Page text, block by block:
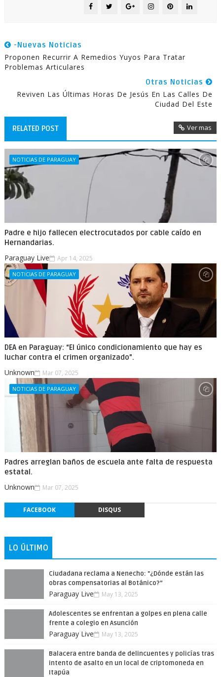
-Nuevas Noticias
Proponen Recurrir A Remedios Yuyos Para Tratar
Problemas Articulares
Otras Noticias
Reviven Las Últimas Horas De Jesús En Las Calles De
Ciudad Del Este
RELATED POST Ver mas
NOTICIAS DE PARAGUAY
Padre e hijo fallecen electrocutados por cable caído en
Hernandarias.
Paraguay Live Apr 14, 2025
NOTICIAS DE PARAGUAY
DEA en Paraguay: “El único condicionamiento que hay es
luchar contra el crimen organizado”.
Unknown Mar 07, 2025
NOTICIAS DE PARAGUAY
Padres arreglan baños de escuela ante falta de respuesta
estatal.
Unknown Mar 07, 2025
FACEBOOK DISQUS
LO ÚLTIMO
Ciudadana reclama a Nenecho: "¿Dónde están las
obras compensatorias al Botánico?”
Paraguay Live May 13, 2025
Adolescentes se enfrentan a golpes en plena calle
frente a colegio en Asunción
Paraguay Live May 13, 2025
Balacera entre banda de delincuentes y policías tras
intento de asalto en un local de criptomoneda en
Itapúa